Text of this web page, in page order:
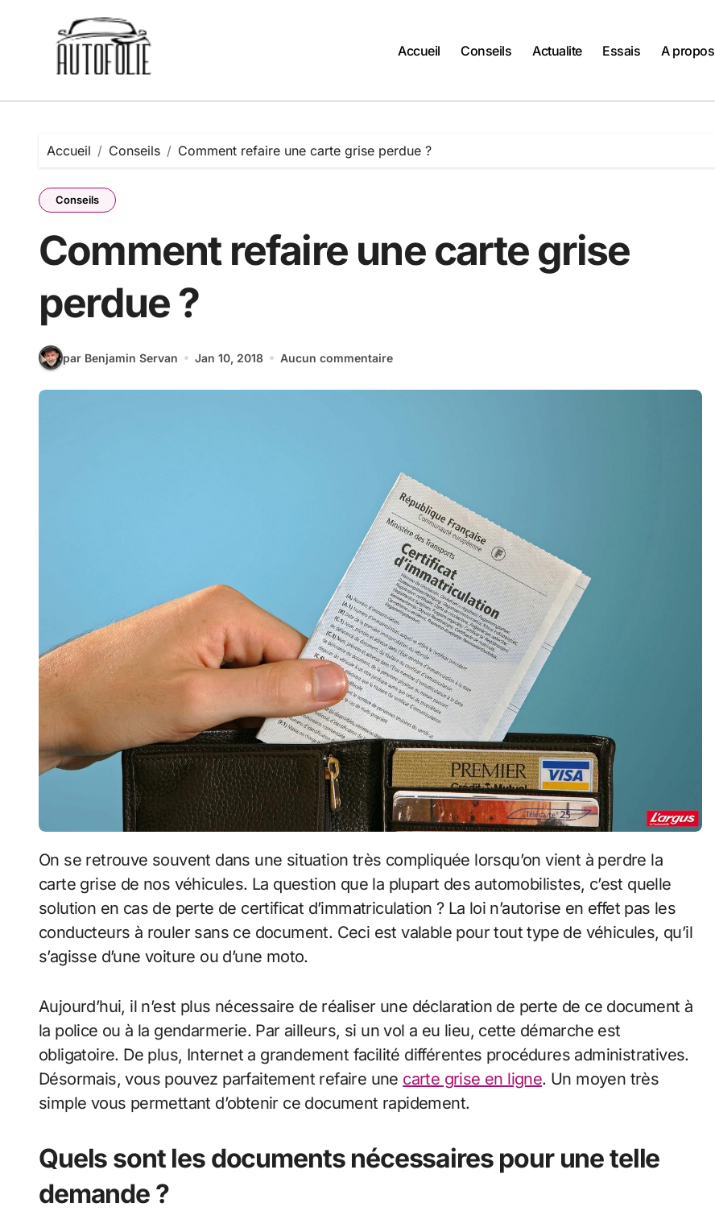
Accueil Conseils Actualite Essais A propos
Accueil Conseils Comment refaire une carte grise perdue ?
Conseils
Comment refaire une carte grise
perdue ?
par Benjamin Servan Jan 10, 2018 Aucun commentaire
On se retrouve souvent dans une situation très compliquée lorsqu’on vient à perdre la
carte grise de nos véhicules. La question que la plupart des automobilistes, c’est quelle
solution en cas de perte de certificat d’immatriculation ? La loi n’autorise en effet pas les
conducteurs à rouler sans ce document. Ceci est valable pour tout type de véhicules, qu’il
s’agisse d’une voiture ou d’une moto.
Aujourd’hui, il n’est plus nécessaire de réaliser une déclaration de perte de ce document à
la police ou à la gendarmerie. Par ailleurs, si un vol a eu lieu, cette démarche est
obligatoire. De plus, Internet a grandement facilité différentes procédures administratives.
Désormais, vous pouvez parfaitement refaire une carte grise en ligne. Un moyen très
simple vous permettant d’obtenir ce document rapidement.
Quels sont les documents nécessaires pour une telle
demande ?